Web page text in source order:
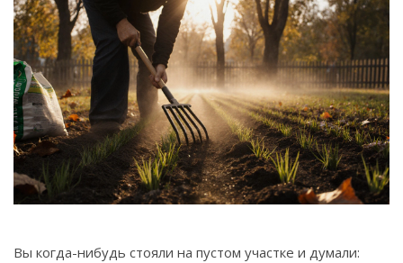
Условия использования
Политика конфиденциальности
ФЗ-152
Связаться
© 2026. Все права защищены.
Вы когда-нибудь стояли на пустом участке и думали: